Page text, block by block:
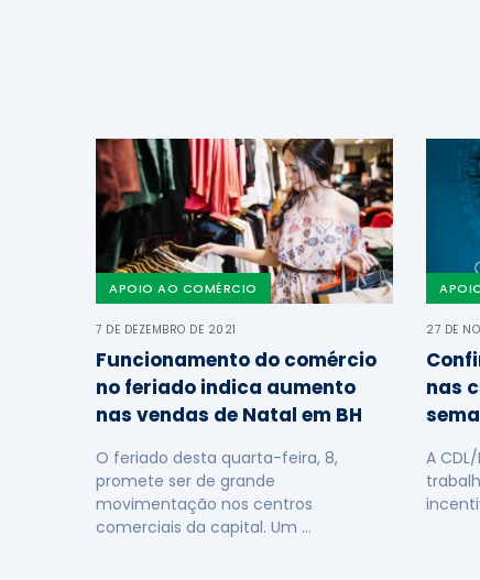
APOIO AO COMÉRCIO
7 DE DEZEMBRO DE 2021
Funcionamento do comércio
no feriado indica aumento
nas vendas de Natal em BH
O feriado desta quarta-feira, 8,
promete ser de grande
movimentação nos centros
comerciais da capital. Um …
27 DE
nas
A